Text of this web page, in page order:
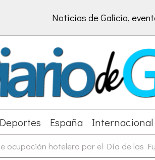
Noticias de Galicia,
Deportes España Internacional
ocupación hotelera por el Día de las